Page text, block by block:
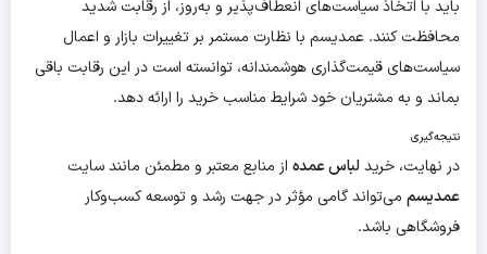
باید با اتخاذ سیاست‌های انعطاف‌پذیر و به‌روز، از رقابت شدید
محافظت کنند. عمدیسم با نظارت مستمر بر تغییرات بازار و اعمال
سیاست‌های قیمت‌گذاری هوشمندانه، توانسته است در این رقابت باقی
بماند و به مشتریان خود شرایط مناسب خرید را ارائه دهد.
نتیجه‌گیری
در نهایت، خریدلباس عمده از منابع معتبر و مطمئن مانند سایت
عمدیسم می‌تواند گامی مؤثر در جهت رشد و توسعه کسب‌وکار
فروشگاهی باشد.